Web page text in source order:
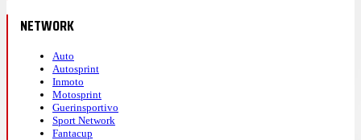
NETWORK
Auto
Autosprint
Inmoto
Motosprint
Guerinsportivo
Sport Network
Fantacup